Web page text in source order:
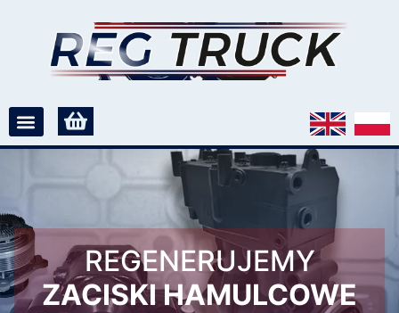
REGENERUJEMY
ZACISKI HAMULCOWE